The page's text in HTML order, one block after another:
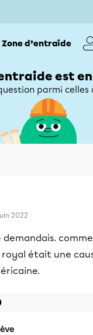
Zone d’entraide
est
parmi celles
2022
demandais.
était une